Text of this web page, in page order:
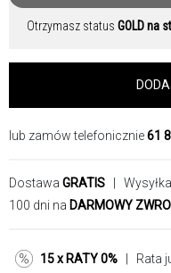
Otrzymasz status GOLD na
lub zamów telefonicznie61
Dostawa GRATIS |
100 dni na DARMOWY
15 x RATY 0% | Rata